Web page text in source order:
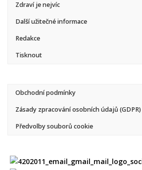
Zdraví je nejvíc
Další užitečné informace
Redakce
Tisknout
Obchodní podmínky
Zásady zpracování osobních údajů (GDPR)
Předvolby souborů cookie